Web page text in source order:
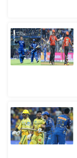
स
उ
द्यो
ग
त
वि
शे